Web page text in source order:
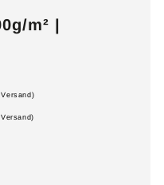
m² |